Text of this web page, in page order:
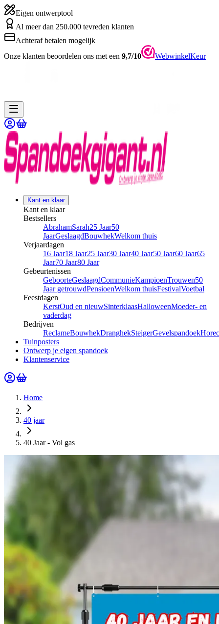
Eigen ontwerptool
Al meer dan 250.000 tevreden klanten
Achteraf betalen mogelijk
Onze klanten beoordelen ons met een 9,7/10 WebwinkelKeur
Kant en klaar
Kant en klaar
Bestsellers
AbrahamSarah25 Jaar50
JaarGeslaagdBouwhekWelkom thuis
Verjaardagen
16 Jaar18 Jaar25 Jaar30 Jaar40 Jaar50 Jaar60 Jaar65
Jaar70 Jaar80 Jaar
Gebeurtenissen
GeboorteGeslaagdCommunieKampioenTrouwen50
Jaar getrouwdPensioenWelkom thuisFestivalVoetbal
Feestdagen
KerstOud en nieuwSinterklaasHalloweenMoeder- en
vaderdag
Bedrijven
ReclameBouwhekDranghekSteigerGevelspandoek
Tuinposters
Ontwerp je eigen spandoek
Klantenservice
Home
40 jaar
40 Jaar - Vol gas